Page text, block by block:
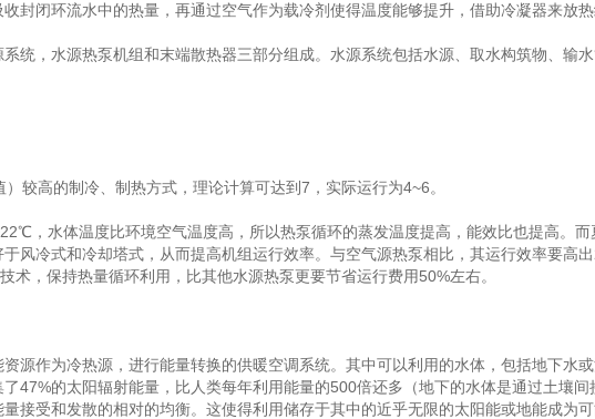
封闭环流水中的热量，再通过空气作为载冷剂使得温度能够提升，借助冷凝器来放
，水源热泵机组和末端散热器三部分组成。水源系统包括水源、取水构筑物、输水
高的制冷、制热方式，理论计算可达到7，实际运行为4~6。
，水体温度比环境空气温度高，所以热泵循环的蒸发温度提高，能效比也提高。
风冷式和冷却塔式，从而提高机组运行效率。与空气源热泵相比，其运行效率要高
术，保持热量循环利用，比其他水源热泵更要节省运行费用50%左右。
作为冷热源，进行能量转换的供暖空调系统。其中可以利用的水体，包括地下水
47%的太阳辐射能量，比人类每年利用能量的500倍还多（地下的水体是通过土壤
接受和发散的相对的均衡。这使得利用储存于其中的近乎无限的太阳能或地能成为